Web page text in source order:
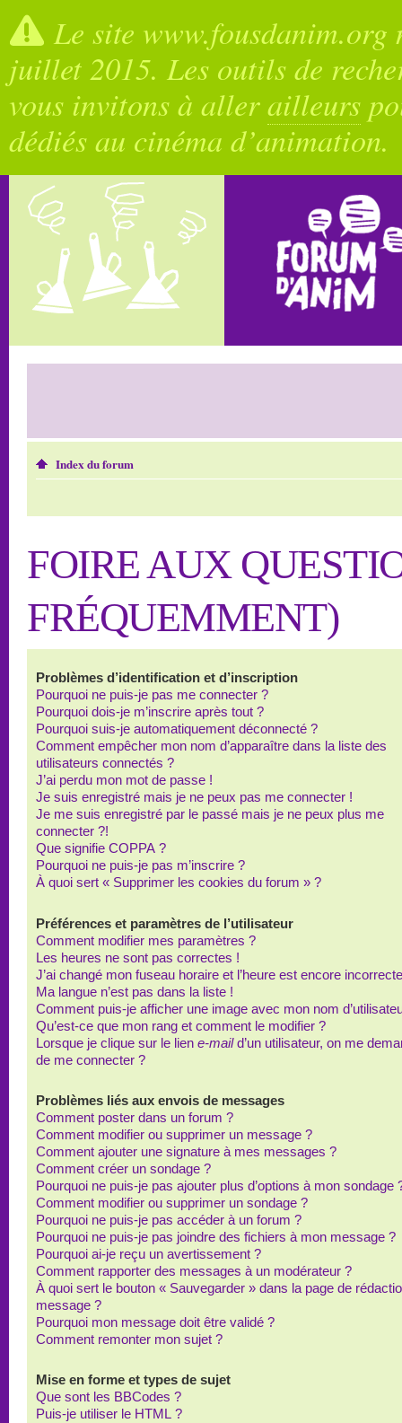
Le site
juillet 2015. Les outils de
vous invitons à allerailleurs
dédiés au cinéma d’animation.
Index du forum
FOIRE AUX
FRÉQUEMMENT)
Problèmes d’identification et d’inscription
Pourquoi ne puis-je pas me connecter ?
Pourquoi dois-je m’inscrire après tout ?
Pourquoi suis-je automatiquement déconnecté ?
Comment empêcher mon nom d’apparaître dans la liste des
utilisateurs connectés ?
J’ai perdu mon mot de passe !
Je suis enregistré mais je ne peux pas me connecter !
Je me suis enregistré par le passé mais je ne peux plus me
connecter ?!
Que signifie COPPA ?
Pourquoi ne puis-je pas m’inscrire ?
À quoi sert « Supprimer les cookies du forum » ?
Préférences et paramètres de l’utilisateur
Comment modifier mes paramètres ?
Les heures ne sont pas correctes !
J’ai changé mon fuseau horaire et l’heure est encore
Ma langue n’est pas dans la liste !
Comment puis-je afficher une image avec mon nom
Qu’est-ce que mon rang et comment le modifier ?
Lorsque je clique sur le lien e-maild’un utilisateur, on me
de me connecter ?
Problèmes liés aux envois de messages
Comment poster dans un forum ?
Comment modifier ou supprimer un message ?
Comment ajouter une signature à mes messages ?
Comment créer un sondage ?
Pourquoi ne puis-je pas ajouter plus d’options à mon sondage
Comment modifier ou supprimer un sondage ?
Pourquoi ne puis-je pas accéder à un forum ?
Pourquoi ne puis-je pas joindre des fichiers à mon message ?
Pourquoi ai-je reçu un avertissement ?
Comment rapporter des messages à un modérateur ?
À quoi sert le bouton « Sauvegarder » dans la page de
message ?
Pourquoi mon message doit être validé ?
Comment remonter mon sujet ?
Mise en forme et types de sujet
Que sont les BBCodes ?
Puis-je utiliser le HTML ?